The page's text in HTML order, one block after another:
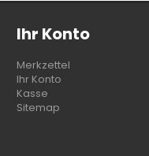
Ihr Konto
Merkzettel
Ihr Konto
Kasse
Sitemap